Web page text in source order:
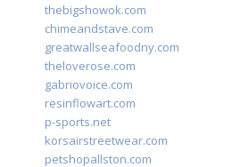
thebigshowok.com
chimeandstave.com
greatwallseafoodny.com
theloverose.com
gabriovoice.com
resinflowart.com
p-sports.net
korsairstreetwear.com
petshopallston.com